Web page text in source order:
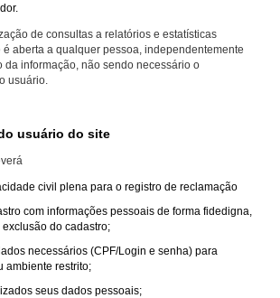
de consultas a relatórios e estatísticas
aberta a qualquer pessoa, independentemente
da informação, não sendo necessário o
usuário.
usuário do site
civil plena para o registro de reclamação
com informações pessoais de forma fidedigna,
do cadastro;
necessários (CPF/Login e senha) para
ambiente restrito;
seus dados pessoais;